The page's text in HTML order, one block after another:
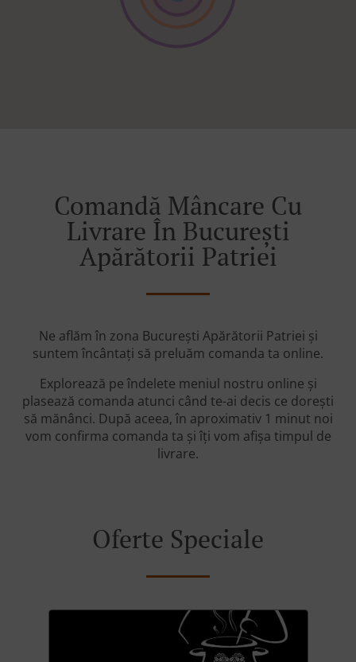
Comandă Mâncare Cu
Livrare În București
Apărătorii Patriei
Ne aflăm în zona București Apărătorii Patriei și
suntem încântați să preluăm comanda ta online.
Explorează pe îndelete meniul nostru online și
plasează comanda atunci când te-ai decis ce dorești
să mănânci. După aceea, în aproximativ 1 minut noi
vom confirma comanda ta și îți vom afișa timpul de
livrare.
Oferte Speciale